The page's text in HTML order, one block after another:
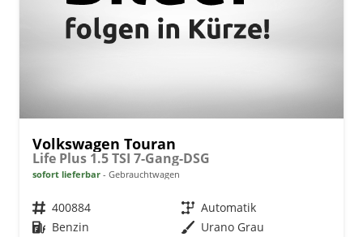
Volkswagen Touran
Life Plus 1.5 TSI 7-Gang-DSG
sofort lieferbar Gebrauchtwagen
Fahrzeugnr. 400884 Getriebe Automatik
Kraftstoff Benzin Außenfarbe Urano Grau